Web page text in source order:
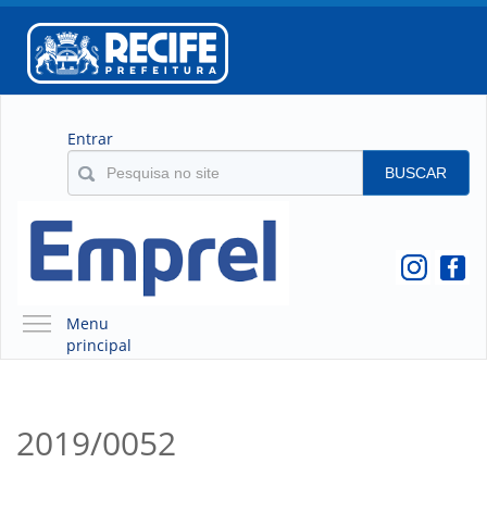
Entrar
BUSCAR
Menu
principal
O QUE É A EMPREL
2019/0052